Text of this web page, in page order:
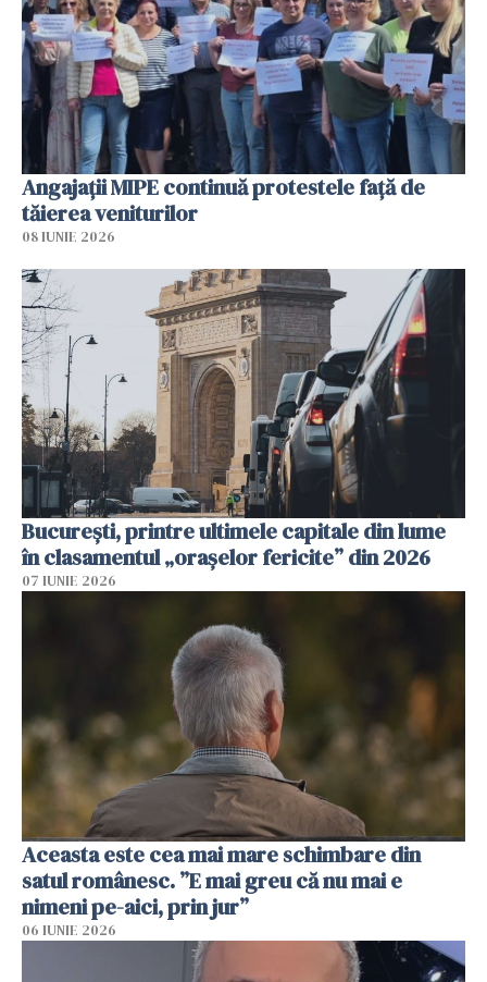
Angajaţii MIPE continuă protestele faţă de
tăierea veniturilor
08 IUNIE 2026
București, printre ultimele capitale din lume
în clasamentul „orașelor fericite” din 2026
07 IUNIE 2026
Aceasta este cea mai mare schimbare din
satul românesc. ”E mai greu că nu mai e
nimeni pe-aici, prin jur”
06 IUNIE 2026